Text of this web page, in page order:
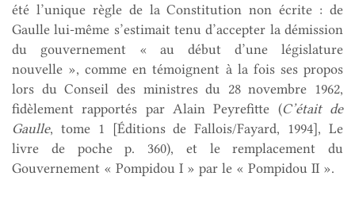
été l’unique règle de la Constitution non écrite : de
Gaulle lui-même s’estimait tenu d’accepter la démission
du gouvernement « au début d’une législature
nouvelle », comme en témoignent à la fois ses propos
lors du Conseil des ministres du 28 novembre 1962,
fidèlement rapportés par Alain Peyrefitte (C’était de
Gaulle, tome 1 [Éditions de Fallois/Fayard, 1994], Le
livre de poche p. 360), et le remplacement du
Gouvernement « Pompidou I » par le « Pompidou II ».